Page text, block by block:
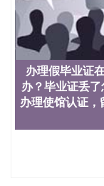
科、金融专业
信息，给出操
材料； 3、留
交时间，公司
料； 5、等待
6、客户确认
学院的毕业证
结构（包括：
银，LOGO烫
镭射，紫外荧
对照。质量得
海外学校留学
各大院校的（
办理假毕业证
办？毕业证丢
办理使馆认证